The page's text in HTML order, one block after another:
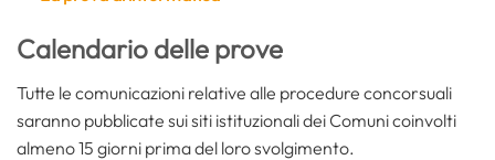
Calendario delle prove
Tutte le comunicazioni relative alle procedure concorsuali
saranno pubblicate sui siti istituzionali dei Comuni coinvolti
almeno 15 giorni prima del loro svolgimento.